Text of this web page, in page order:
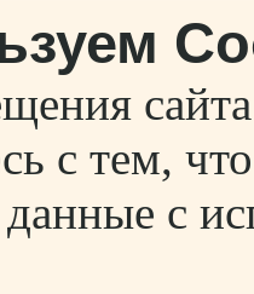
с тем,
с